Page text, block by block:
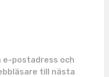
e-postadress och
till nästa